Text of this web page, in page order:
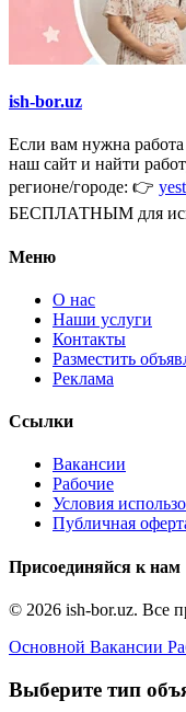
ish-bor.uz
Если вам нужна
наш сайт и найти
регионе/городе: 👉
БЕСПЛАТНЫМ для
Меню
О нас
Наши услуги
Контакты
Разместить
Реклама
Ссылки
Вакансии
Рабочие
Условия
Публичная
Присоединяйся к нам
© 2026 ish-bor.uz. Все
Основной Вакансии
Выберите тип